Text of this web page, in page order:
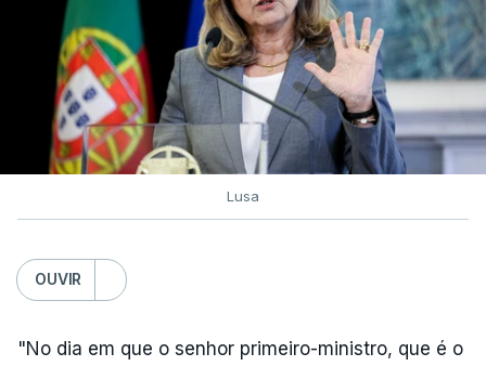
Lusa
OUVIR
"No dia em que o senhor primeiro-ministro, que é o